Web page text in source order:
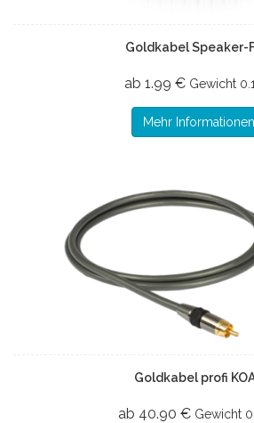
Goldkabel Speaker-
ab 1.99 € Gewicht
Mehr Informationen
Goldkabel profi
ab 40.90 € Gewicht